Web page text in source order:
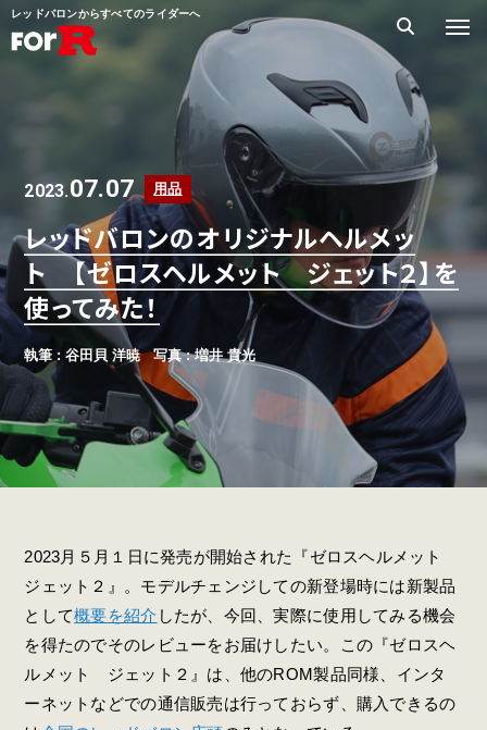
レッドバロンからすべてのライダーへ
2023.07.07 用品
レッドバロンのオリジナルヘルメッ
ト 【ゼロスヘルメット ジェット２】を
使ってみた！
執筆 : 谷田貝 洋暁 写真 : 増井 貴光
2023月５月１日に発売が開始された『ゼロスヘルメット
ジェット２』。モデルチェンジしての新登場時には新製品
として概要を紹介 したが、今回、実際に使用してみる機会
を得たのでそのレビューをお届けしたい。この『ゼロスヘ
ルメット ジェット２』は、他のROM製品同様、インタ
ーネットなどでの通信販売は行っておらず、購入できるの